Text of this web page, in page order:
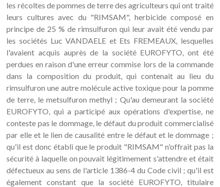
les récoltes de pommes de terre des agriculteurs qui ont traité
leurs cultures avec du "RIMSAM", herbicide composé en
principe de 25 % de rimsulfuron qui leur avait été vendu par
les sociétés Luc VANDAELE et Ets FREMEAUX, lesquelles
l'avaient acquis auprès de la société EUROFYTO, ont été
perdues en raison d'une erreur commise lors de la commande
dans la composition du produit, qui contenait au lieu du
rimsulfuron une autre molécule active toxique pour la pomme
de terre, le metsulfuron methyl ; Qu'au demeurant la société
EUROFYTO, qui a participé aux opérations d'expertise, ne
conteste pas le dommage, le défaut du produit commercialisé
par elle et le lien de causalité entre le défaut et le dommage ;
qu'il est donc établi que le produit "RIMSAM" n'offrait pas la
sécurité à laquelle on pouvait légitimement s'attendre et était
défectueux au sens de l'article 1386-4 du Code civil ; qu'il est
également constant que la société EUROFYTO, titulaire